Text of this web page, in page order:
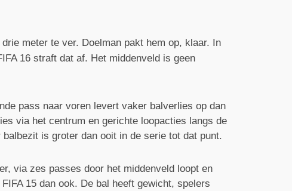
meter te ver. Doelman pakt hem op, klaar. In
16 straft dat af. Het middenveld is geen
pass naar voren levert vaker balverlies op dan
via het centrum en gerichte loopacties langs de
is groter dan ooit in de serie tot dat punt.
via zes passes door het middenveld loopt en
15 dan ook. De bal heeft gewicht, spelers